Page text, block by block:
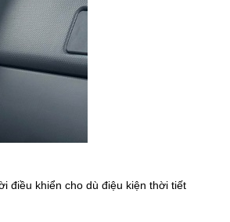
điều khiển cho dù điệu kiện thời tiết